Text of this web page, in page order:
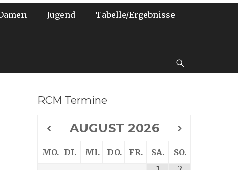
Jugend Tabelle/Ergebnisse
RCM Termine
AUGUST 2026
MO. DI. MI. DO. FR. SA.
SO.